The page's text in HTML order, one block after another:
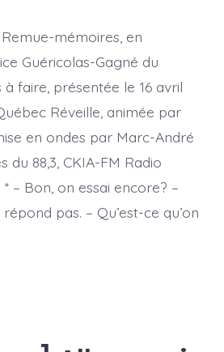
la
fenêtre
des
archives
du
rue
roi,
talle
d’une
génération
précédente
mémoires, en
Guéricolas-Gagné du
faire, présentée le 16 avril
Réveille, animée par
en ondes par Marc-André
du 88,3, CKIA-FM Radio
Bon, on essai encore? –
pas. – Qu’est-ce qu’on